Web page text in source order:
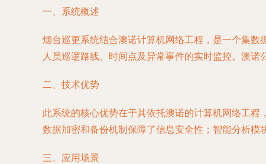
一、系统概述
烟台巡更系统结合澳诺计算机网络工程，是一个集
人员巡逻路线、时间点及异常事件的实时监控。澳
二、技术优势
此系统的核心优势在于其依托澳诺的计算机网络工
数据加密和备份机制保障了信息安全性；智能分析模
三、应用场景